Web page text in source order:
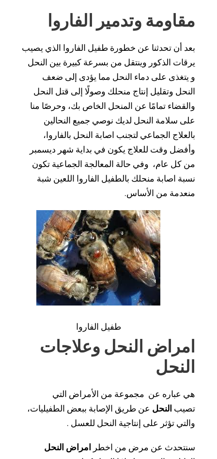
مقاومة وتدمير الفاروا
بعد أن تحدثنا عن خطورة طفيل الفاروا الذي يصيب
يرقات الذكور وينتقل من بسرعة كبيرة بين النحل
و يتغذى على دماء النحل مما يؤدى إلى ضعف
النحل وتقليل إنتاج منحلك وصولًا إلى قتل النحل
والقضاء تمامًا عن المنحل الخاص بك، وحرصًا منا
على سلامة النحل لديك نوصي جميع النحالين
بالعلاج الجماعي لتجنب اصابة النحل بالفاروا،
وأفضل وقت للعلاج يكون في بداية شهر ديسمبر
من كل عام، وفي حالة المعالجة الجماعية تكون
نسبة اصابة منحلك بالطفيل الفاروا اللعين شبة
منعدمة من الأساس.
طفيل الفاروا
امراض النحل وعلاجات
النحل
هي عباره عن مجموعة من الأمراض التي
تصيب النحل عن طريق الإصابة ببعض الطفيليات،
والتي تؤثر على إنتاجية النحل للعسل .
سنتحدث عن مرض من اخطر امراض النحل